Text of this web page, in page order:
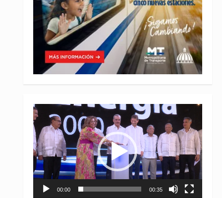
Reproductor
de
vídeo
00:00 00:35